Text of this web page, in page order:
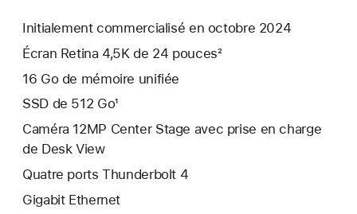
Initialement commercialisé en octobre 2024
Écran Retina 4,5K de 24 pouces²
16 Go de mémoire unifiée
SSD de 512 Go¹
Caméra 12MP Center Stage avec prise en charge
de Desk View
Quatre ports Thunderbolt 4
Gigabit Ethernet